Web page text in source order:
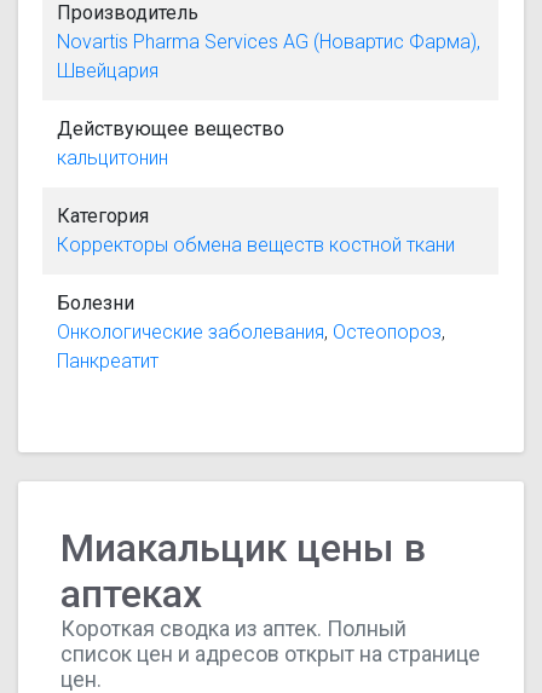
остеолизом и/или остеопенией; — костная болезнь
Педжета (деформирующий остеит); —
гиперкальциемия и гиперкальциемический криз,
остеолиз, вызванный злокачественными
опухолями (карцинома молочной железы, легких,
иммобилизация, интоксикация витамином D, как
для купирования неотложных состояний, так и для
тех пор, пока не проявится эффект специфической
терапии основного заболевания; —
нейродистрофические заболевания (синонимы:
синдром, кау
Производитель
Novartis Pharma Services AG (Новартис Фарма),
Швейцария
Действующее вещество
кальцитонин
Категория
Корректоры обмена веществ костной ткани
Болезни
Онкологические заболевания, Остеопороз,
Панкреатит
Миакальцик цены в
аптеках
Короткая сводка из аптек. Полный
список цен и адресов открыт на странице
цен.